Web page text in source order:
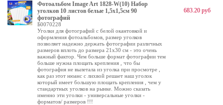
Фотоальбом Image Art 1828-W(10) Набор
уголков 10 листов белые 1,5х1,5см 90
фотографий
Б0070228
Уголки для фотографий с белой окантовкой и
оформления фотоальбомов, размер уголков
позволяет надежно держать фотографии различных
размеров вплоть до размера 21х30 см - это очень
важный фактор. Чем больше формат фотографии тем
больше нужна площать крепления , что бы
фотография не вылетала из уголка при просмотре ,
как раз этот нюанс с лихвой решает наш уголок
который имеет большую площать крепления , чем у
стандартных уголков на рынке. Можно сказать
именно эти уголки - универсальные уголки -
форматов/ размеров !!!
683.20 руб